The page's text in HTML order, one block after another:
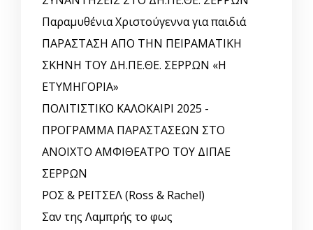
Παραμυθένια Χριστούγεννα για παιδιά
ΠΑΡΑΣΤΑΣΗ ΑΠΟ ΤΗΝ ΠΕΙΡΑΜΑΤΙΚΗ
ΣΚΗΝΗ ΤΟΥ ΔΗ.ΠΕ.ΘΕ. ΣΕΡΡΩΝ «Η
ΕΤΥΜΗΓΟΡΙΑ»
ΠΟΛΙΤΙΣΤΙΚΟ ΚΑΛΟΚΑΙΡΙ 2025 -
ΠΡΟΓΡΑΜΜΑ ΠΑΡΑΣΤΑΣΕΩΝ ΣΤΟ
ΑΝΟΙΧΤΟ ΑΜΦΙΘΕΑΤΡΟ ΤΟΥ ΔΙΠΑΕ
ΣΕΡΡΩΝ
ΡΟΣ & ΡΕΪΤΣΕΛ (Ross & Rachel)
Σαν της Λαμπρής το φως